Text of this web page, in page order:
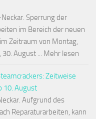
Sperrung der
im Bereich der neuen
Zeitraum von Montag,
August ... Mehr lesen
Zeitweise
10. August
Aufgrund des
Reparaturarbeiten, kann